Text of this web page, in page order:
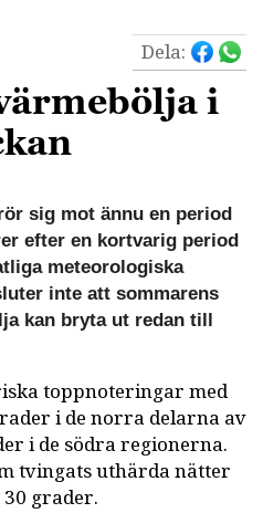
Dela:
i
sig mot ännu en period
efter en kortvarig period
meteorologiska
inte att sommarens
kan bryta ut redan till
toppnoteringar med
i de norra delarna av
i de södra regionerna.
tvingats uthärda nätter
grader.